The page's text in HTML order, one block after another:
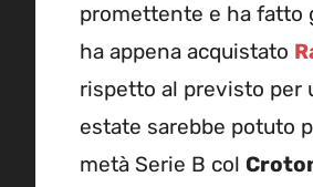
promettente e ha fatto
ha appena acquistato
rispetto al previsto per
estate sarebbe potuto
metà Serie B col